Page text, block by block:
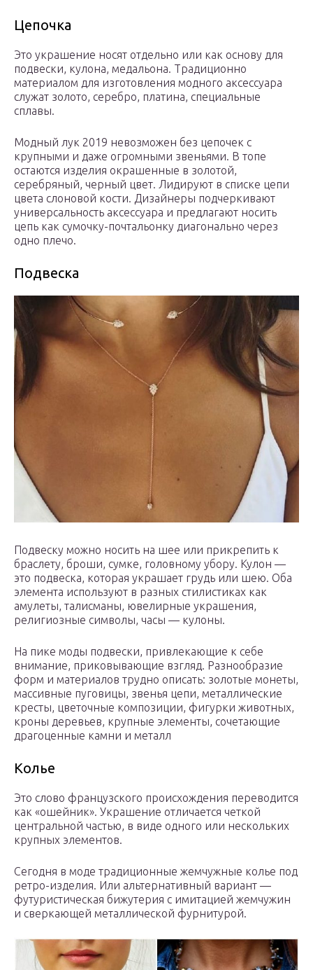
Цепочка
Это украшение носят отдельно или как основу для
подвески, кулона, медальона. Традиционно
материалом для изготовления модного аксессуара
служат золото, серебро, платина, специальные
сплавы.
Модный лук 2019 невозможен без цепочек с
крупными и даже огромными звеньями. В топе
остаются изделия окрашенные в золотой,
серебряный, черный цвет. Лидируют в списке цепи
цвета слоновой кости. Дизайнеры подчеркивают
универсальность аксессуара и предлагают носить
цепь как сумочку-почтальонку диагонально через
одно плечо.
Подвеска
Подвеску можно носить на шее или прикрепить к
браслету, броши, сумке, головному убору. Кулон —
это подвеска, которая украшает грудь или шею. Оба
элемента используют в разных стилистиках как
амулеты, талисманы, ювелирные украшения,
религиозные символы, часы — кулоны.
На пике моды подвески, привлекающие к себе
внимание, приковывающие взгляд. Разнообразие
форм и материалов трудно описать: золотые монеты,
массивные пуговицы, звенья цепи, металлические
кресты, цветочные композиции, фигурки животных,
кроны деревьев, крупные элементы, сочетающие
драгоценные камни и металл
Колье
Это слово французского происхождения переводится
как «ошейник». Украшение отличается четкой
центральной частью, в виде одного или нескольких
крупных элементов.
Сегодня в моде традиционные жемчужные колье под
ретро-изделия. Или альтернативный вариант —
футуристическая бижутерия с имитацией жемчужин
и сверкающей металлической фурнитурой.